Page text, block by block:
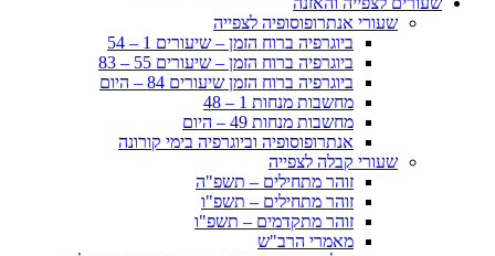
שעורי אנתרופוסופיה לצפייה
ביוגרפיה ברוח הזמן – שיעורים 1 – 54
ביוגרפיה ברוח הזמן – שיעורים 55 – 83
ביוגרפיה ברוח הזמן שיעורים 84 – היום
מחשבות מנחות 1 – 48
מחשבות מנחות 49 – היום
אנתרופוסופיה וביוגרפיה בימי קורונה
שעורי קבלה לצפייה
זוהר מתחילים – תשפ"ה
זוהר מתחילים – תשפ"ו
זוהר מתקדמים – תשפ"ו
מאמרי הרב"ש